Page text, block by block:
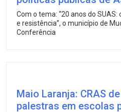
Com o tema: “20 anos do
e resistência”, o município de
Conferência
Maio Laranja: CRAS
palestras em escolas